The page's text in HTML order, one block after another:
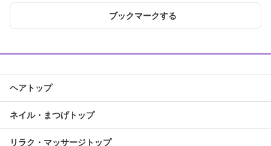
ブックマークする
ヘアトップ
ネイル・まつげトップ
リラク・マッサージトップ